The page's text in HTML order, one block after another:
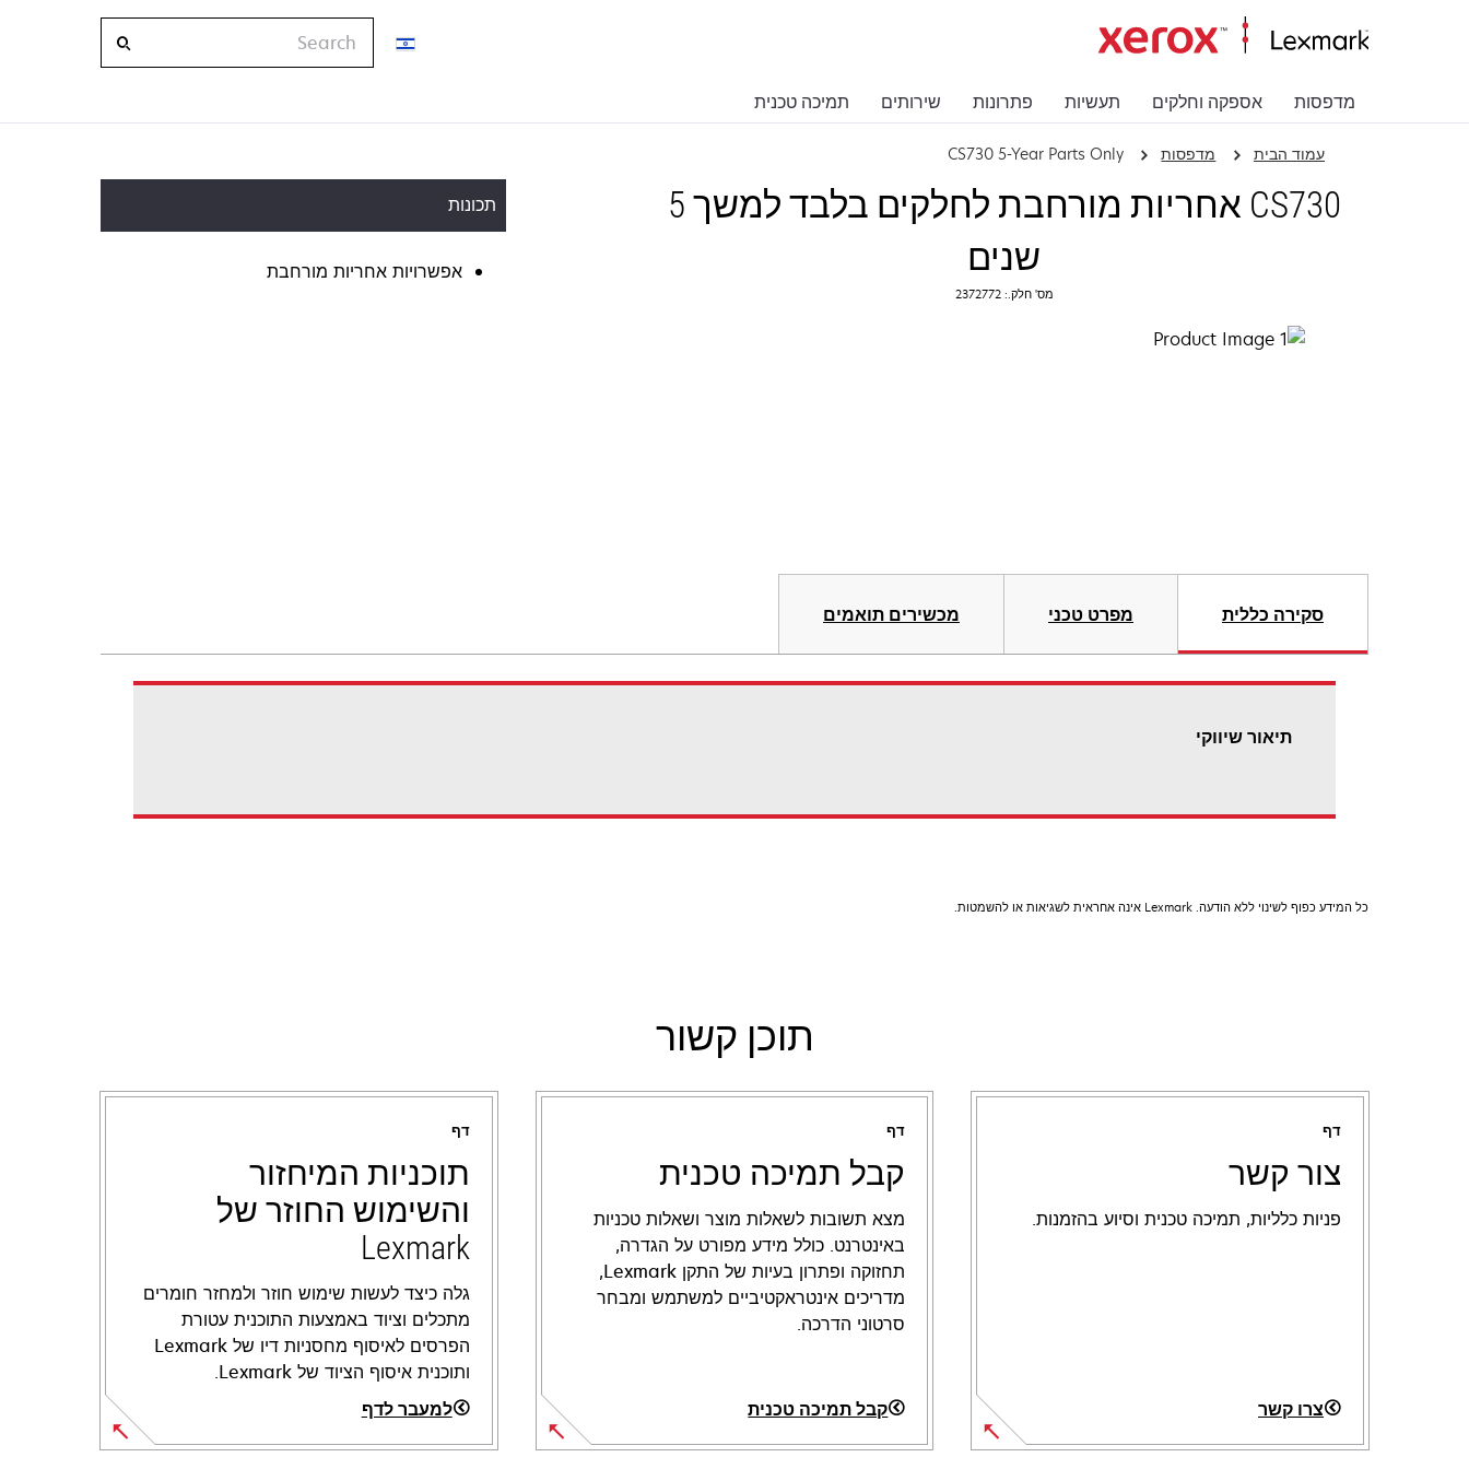
מדפסות אספקה וחלקים תעשיות פתרונות שירותים תמיכה טכנית
Search
עמוד הבית מדפסות CS730 5-Year Parts Only
CS730 אחריות מורחבת לחלקים בלבד למשך 5
שנים‬
מס' חלק.: 2372772
תכונות
אפשרויות אחריות מורחבת
סקירה כללית מפרט טכני מכשירים תואמים
תיאור שיווקי
כל המידע כפוף לשינוי ללא הודעה. Lexmark אינה אחראית לשגיאות או להשמטות.
תוכן קשור
דף
צור קשר
פניות כלליות, תמיכה טכנית וסיוע בהזמנות.
צרו קשר
דף
קבל תמיכה טכנית
מצא תשובות לשאלות מוצר ושאלות טכניות
באינטרנט. כולל מידע מפורט על הגדרה,
תחזוקה ופתרון בעיות של התקן Lexmark,
מדריכים אינטראקטיביים למשתמש ומבחר
סרטוני הדרכה.
קבל תמיכה טכנית
opens
דף
תוכניות המיחזור
והשימוש החוזר של
Lexmark
גלה כיצד לעשות שימוש חוזר ולמחזר חומרים
מתכלים וציוד באמצעות התוכנית עטורת
הפרסים לאיסוף מחסניות דיו של Lexmark
ותוכנית איסוף הציוד של Lexmark.
למעבר לדף